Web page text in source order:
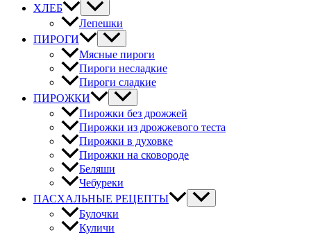
ХЛЕБ
Лепешки
ПИРОГИ
Мясные пироги
Пироги несладкие
Пироги сладкие
ПИРОЖКИ
Пирожки без дрожжей
Пирожки из дрожжевого теста
Пирожки в духовке
Пирожки на сковороде
Беляши
Чебуреки
ПАСХАЛЬНЫЕ РЕЦЕПТЫ
Булочки
Куличи